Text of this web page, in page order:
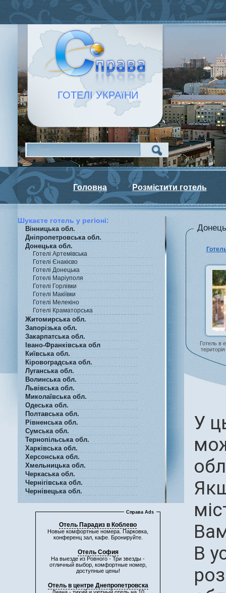
ГОТЕЛІ УКРАїНИ
Головна Розмістити готель
Готель в
У
В
Шукаєте готель у регiонi:
Вінницька обл.
Дніпропетровська обл.
Донецька обл.
Готелі Артемівська
Готелі Єнакієво
Готелі Донецька
Готелі Маріуполя
Готелі Горлівки
Готелі Макіївки
Готелі Мелекіно
Готелі Краматорська
Житомирська обл.
Запорізька обл.
Закарпатська обл.
Івано-Франківська обл
Київська обл.
Кіровоградська обл.
Луганська обл.
Волинська обл.
Львівська обл.
Миколаївська обл.
Одеська обл.
Полтавська обл.
Рівненська обл.
Сумська обл.
Тернопільська обл.
Харківська обл.
Херсонська обл.
Хмельницька обл.
Черкаська обл.
Чернігівська обл.
Чернівецька обл.
Справа Ads
Отель Парадиз в Коблево
Новые комфортные номера. Парковка,
конференц зал, кафе. Бронируйте.
Отель София
На выезде из Ровного - Три звезды -
отличный выбор, комфортные номер,
доступные цены!
Отель в центре Днепропетровска